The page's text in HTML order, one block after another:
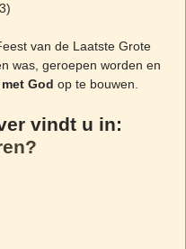
van de Laatste Grote
was, geroepen worden en
God op te bouwen.
vindt u in: